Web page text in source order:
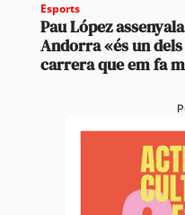
Esports
Pau López
Andorra «és un
carrera que em fa